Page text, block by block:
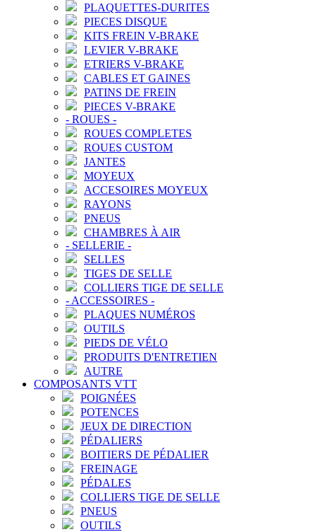
PLAQUETTES-DURITES
PIECES DISQUE
KITS FREIN V-BRAKE
LEVIER V-BRAKE
ETRIERS V-BRAKE
CABLES ET GAINES
PATINS DE FREIN
PIECES V-BRAKE
- ROUES -
ROUES COMPLETES
ROUES CUSTOM
JANTES
MOYEUX
ACCESOIRES MOYEUX
RAYONS
PNEUS
CHAMBRES À AIR
- SELLERIE -
SELLES
TIGES DE SELLE
COLLIERS TIGE DE SELLE
- ACCESSOIRES -
PLAQUES NUMÉROS
OUTILS
PIEDS DE VÉLO
PRODUITS D'ENTRETIEN
AUTRE
COMPOSANTS VTT
POIGNÉES
POTENCES
JEUX DE DIRECTION
PÉDALIERS
BOITIERS DE PÉDALIER
FREINAGE
PÉDALES
COLLIERS TIGE DE SELLE
PNEUS
OUTILS